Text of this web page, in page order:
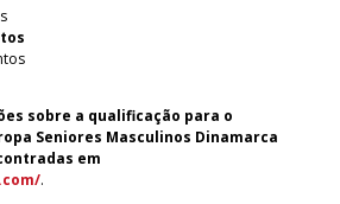
sobre a qualificação para o
Seniores Masculinos Dinamarca
em
.